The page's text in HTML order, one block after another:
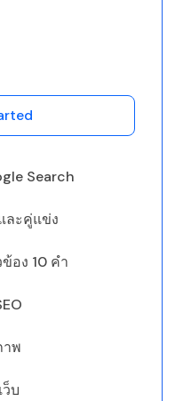
Search
ละคู่แข่ง
อง 10 คำ
พ
บ